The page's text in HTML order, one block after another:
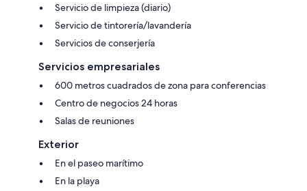
Servicio de limpieza (diario)
Servicio de tintorería/lavandería
Servicios de conserjería
Servicios empresariales
600 metros cuadrados de zona para conferencias
Centro de negocios 24 horas
Salas de reuniones
Exterior
En el paseo marítimo
En la playa